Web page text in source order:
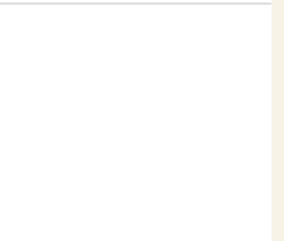
qualités nutritives.
et vous faire visiter le lieu de production de